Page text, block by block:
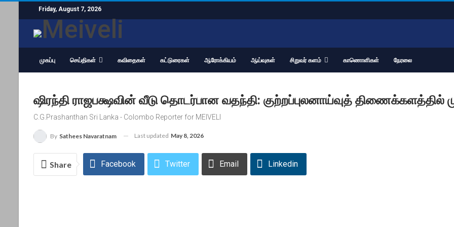
Friday, August 7, 2026
முகப்பு செய்திகள் கவிதைகள் கட்டுரைகள் ஆரோக்கியம் ஆய்வுகள் சிறுவர் களம் காணொளிகள் நேரலை
ஷிரந்தி ராஜபக்ஷவின் வீடு தொடர்பான வதந்தி: குற்றப்புலனாய்வுத் திணைக்களத்தில்
C.G.Prashanthan Sri Lanka - Colombo Reporter for MEIVELI
By Sathees Navaratnam Last updated May 8, 2026
Share Facebook Twitter Email Linkedin